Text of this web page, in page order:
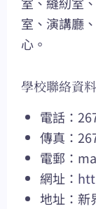
室、演講廳
心。
學校聯絡資料
電話：
傳真：
電郵：
網址：
地址：新